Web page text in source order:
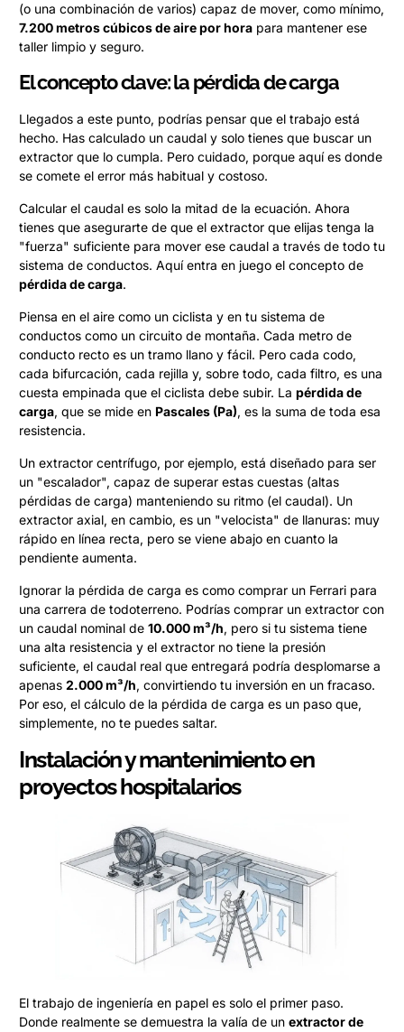
(o una combinación de varios) capaz de mover, como mínimo,
7.200 metros cúbicos de aire por hora para mantener ese
taller limpio y seguro.
El concepto clave: la pérdida de carga
Llegados a este punto, podrías pensar que el trabajo está
hecho. Has calculado un caudal y solo tienes que buscar un
extractor que lo cumpla. Pero cuidado, porque aquí es donde
se comete el error más habitual y costoso.
Calcular el caudal es solo la mitad de la ecuación. Ahora
tienes que asegurarte de que el extractor que elijas tenga la
"fuerza" suficiente para mover ese caudal a través de todo tu
sistema de conductos. Aquí entra en juego el concepto de
pérdida de carga.
Piensa en el aire como un ciclista y en tu sistema de
conductos como un circuito de montaña. Cada metro de
conducto recto es un tramo llano y fácil. Pero cada codo,
cada bifurcación, cada rejilla y, sobre todo, cada filtro, es una
cuesta empinada que el ciclista debe subir. La pérdida de
carga, que se mide en Pascales (Pa), es la suma de toda esa
resistencia.
Un extractor centrífugo, por ejemplo, está diseñado para ser
un "escalador", capaz de superar estas cuestas (altas
pérdidas de carga) manteniendo su ritmo (el caudal). Un
extractor axial, en cambio, es un "velocista" de llanuras: muy
rápido en línea recta, pero se viene abajo en cuanto la
pendiente aumenta.
Ignorar la pérdida de carga es como comprar un Ferrari para
una carrera de todoterreno. Podrías comprar un extractor con
un caudal nominal de 10.000 m³/h, pero si tu sistema tiene
una alta resistencia y el extractor no tiene la presión
suficiente, el caudal real que entregará podría desplomarse a
apenas 2.000 m³/h, convirtiendo tu inversión en un fracaso.
Por eso, el cálculo de la pérdida de carga es un paso que,
simplemente, no te puedes saltar.
Instalación y mantenimiento en
proyectos hospitalarios
El trabajo de ingeniería en papel es solo el primer paso.
Donde realmente se demuestra la valía de un extractor de